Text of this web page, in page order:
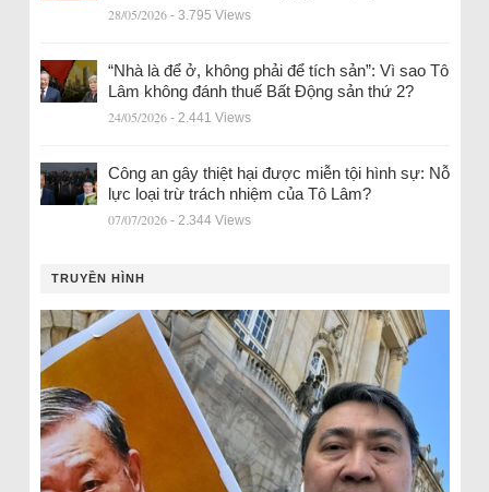
28/05/2026 - 3.795 Views
“Nhà là để ở, không phải để tích sản”: Vì sao Tô
Lâm không đánh thuế Bất Động sản thứ 2?
24/05/2026 - 2.441 Views
Công an gây thiệt hại được miễn tội hình sự: Nỗ
lực loại trừ trách nhiệm của Tô Lâm?
07/07/2026 - 2.344 Views
TRUYỀN HÌNH